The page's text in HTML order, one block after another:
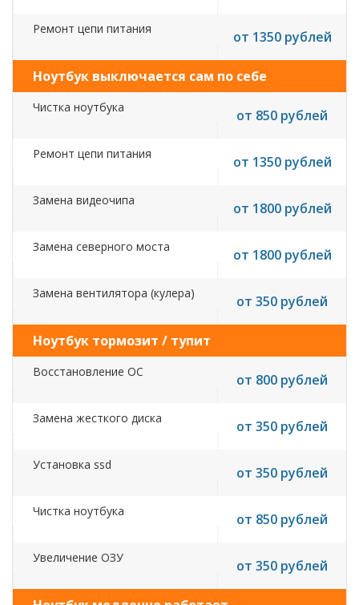
Ремонт цепи питания от 1350 рублей
Ноутбук выключается сам по себе
Чистка ноутбука от 850 рублей
Ремонт цепи питания от 1350 рублей
Замена видеочипа от 1800 рублей
Замена северного моста от 1800 рублей
Замена вентилятора (кулера) от 350 рублей
Ноутбук тормозит / тупит
Восстановление ОС от 800 рублей
Замена жесткого диска от 350 рублей
Установка ssd от 350 рублей
Чистка ноутбука от 850 рублей
Увеличение ОЗУ от 350 рублей